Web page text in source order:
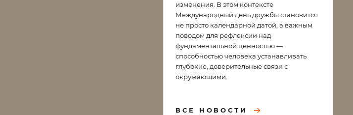
изменения. В этом контексте
Международный день дружбы становится
не просто календарной датой, а важным
поводом для рефлексии над
фундаментальной ценностью —
способностью человека устанавливать
глубокие, доверительные связи с
окружающими.
ВСЕ НОВОСТИ